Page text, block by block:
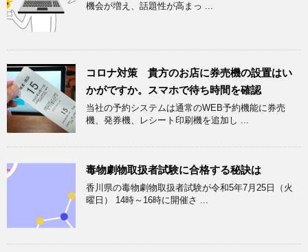
機会が増え、話題性が高まっ ...
コロナ対策 貴方のお店に券売機の設置はい
かがですか。スマホで待ち時間を確認
当社の予約システムは通常のWEB予約機能に券売
機、発券機、レシート印刷機を追加し ...
毒物劇物取扱者試験に合格する秘訣は
香川県の毒物劇物取扱者試験が令和5年7月25日（火
曜日） 14時～16時に開催さ ...